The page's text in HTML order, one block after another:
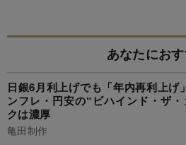
あなたにお
日銀6月利上げでも「年内再利上げ
ンフレ・円安の“ビハインド・ザ
クは濃厚
亀田制作